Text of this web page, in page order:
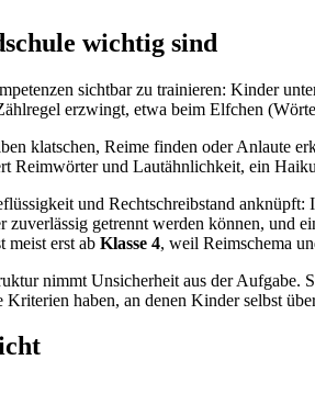
wichtig sind
sichtbar zu trainieren: Kinder
erzwingt, etwa beim Elfchen
klatschen, Reime finden oder Anlaute
Reimwörter und Lautähnlichkeit, ein
und Rechtschreibstand anknüpft:
getrennt werden können, und
meist erst ab Klasse 4, weil Reimschema
nimmt Unsicherheit aus der Aufgabe.
haben, an denen Kinder selbst